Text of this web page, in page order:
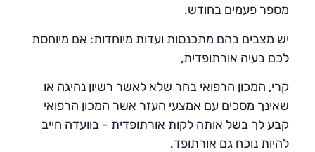
מספר פעמים בחודש.
יש מצבים בהם מתכנסות ועדות מיוחדות: אם מיוחסת
לכם בעיה אורתופדית,
קרי, המכון הרפואי בחר שלא לאשר רשיון נהיגה או
שאינך מסכים עם אמצעי העזר אשר המכון הרפואי
קבע לך בשל אותה לקות אורתופדית - בוועדה חייב
להיות נוכח גם אורתופד.